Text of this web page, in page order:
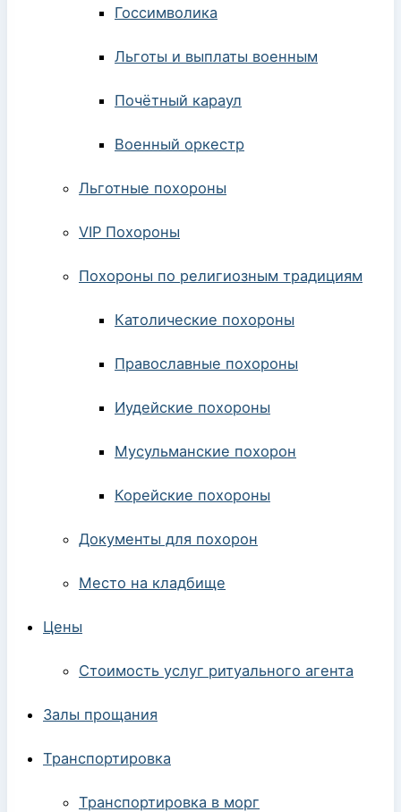
Госсимволика
Льготы и выплаты военным
Почётный караул
Военный оркестр
Льготные похороны
VIP Похороны
Похороны по религиозным традициям
Католические похороны
Православные похороны
Иудейские похороны
Мусульманские похорон
Корейские похороны
Документы для похорон
Место на кладбище
Цены
Стоимость услуг ритуального агента
Залы прощания
Транспортировка
Транспортировка в морг